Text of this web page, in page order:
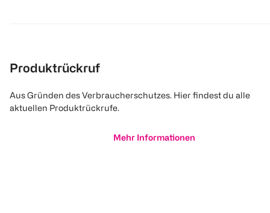
Produktrückruf
Aus Gründen des Verbraucherschutzes. Hier findest du alle
aktuellen Produktrückrufe.
Mehr Informationen